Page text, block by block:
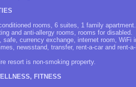
rooms, 6 suites, 1 family
and anti-allergy rooms, rooms for disabled.
safe, currency exchange, internet room,
newsstand, transfer, rent-a-car and rent-
resort is non-smoking property.
FITNESS